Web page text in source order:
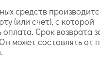
средств
(или счет), с которой
оплата. Срок возврата
может составлять от